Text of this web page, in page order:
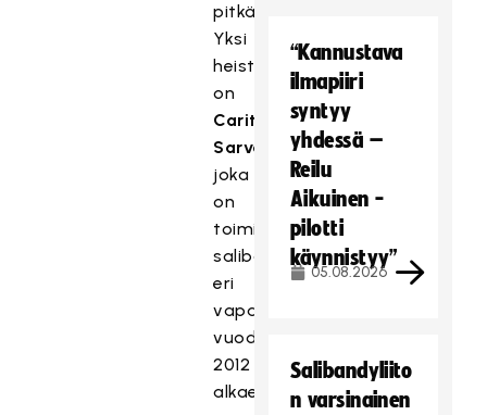
pitkään.
Yksi
heistä
on
Carita
Sarvanko,
joka
on
toiminut
salibandyn
eri
vapaaehtoistehtävissä
vuodesta
2012
alkaen.
“Kannustava
ilmapiiri
syntyy
yhdessä –
Reilu
Aikuinen -
pilotti
käynnistyy”
05.08.2026
Salibandyliito
n varsinainen